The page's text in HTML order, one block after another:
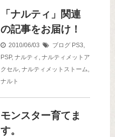
「ナルティ」関連
の記事をお届け！
2010/06/03 ブログ PS3,
PSP, ナルティ , ナルティメットア
クセル, ナルティメットストーム,
ナルト
モンスター育てま
す。